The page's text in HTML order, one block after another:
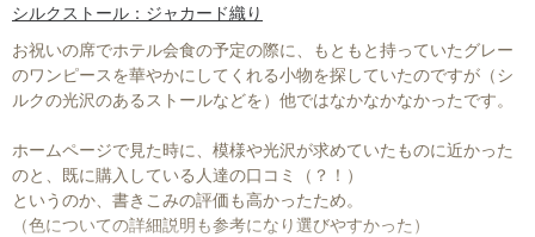
シルクストール：ジャカード織り
お祝いの席でホテル会食の予定の際に、もともと持っていたグレー
のワンピースを華やかにしてくれる小物を探していたのですが（シ
ルクの光沢のあるストールなどを）他ではなかなかなかったです。
ホームページで見た時に、模様や光沢が求めていたものに近かった
のと、既に購入している人達の口コミ（？！）
というのか、書きこみの評価も高かったため。
（色についての詳細説明も参考になり選びやすかった）